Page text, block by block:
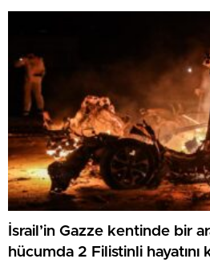
İsrail’in Gazze kentinde bir
hücumda 2 Filistinli hayatını